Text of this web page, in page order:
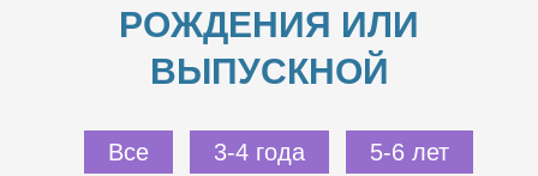
РОЖДЕНИЯ ИЛИ
ВЫПУСКНОЙ
Все 3-4 года
5-6 лет